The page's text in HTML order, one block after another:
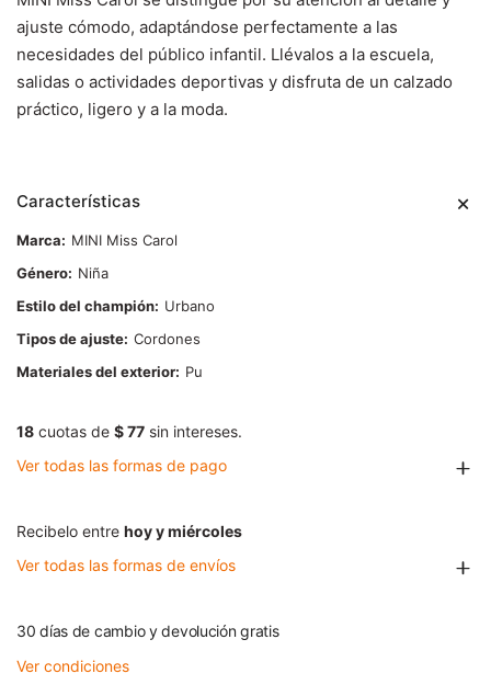
ajuste cómodo, adaptándose perfectamente a las
necesidades del público infantil. Llévalos a la escuela,
salidas o actividades deportivas y disfruta de un calzado
práctico, ligero y a la moda.
Características
Marca
MINI Miss Carol
Género
Niña
Estilo del champión
Urbano
Tipos de ajuste Cordones
Materiales del exterior
Pu
18 cuotas de $ 77 sin intereses.
Ver todas las formas de pago
Recibelo entre hoy y miércoles
Ver todas las formas de envíos
30 días de cambio y devolución gratis
Ver condiciones